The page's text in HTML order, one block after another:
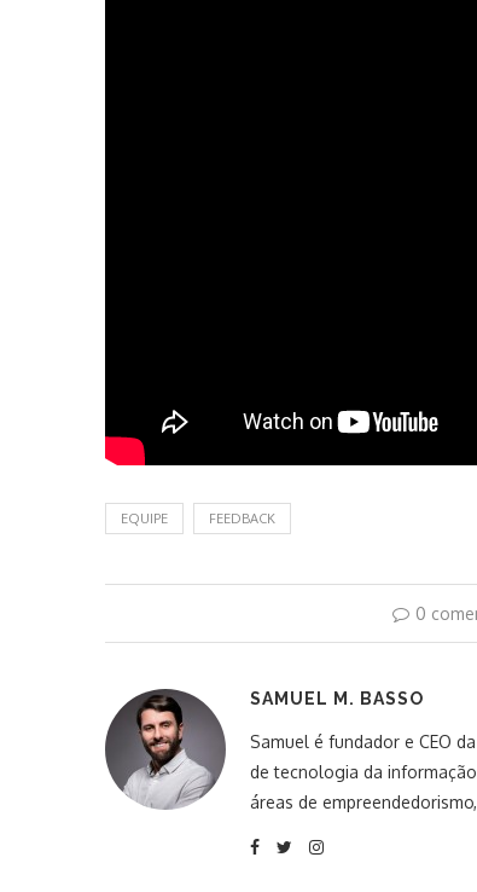
EQUIPE FEEDBACK
0
SAMUEL M. BASSO
Samuel é fundador e CEO
de tecnologia da
áreas de